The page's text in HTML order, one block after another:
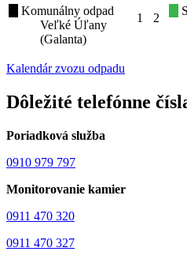
Komunálny odpad
Veľké Úľany
(Galanta)
1 2
Kalendár zvozu odpadu
Dôležité telefónne
Poriadková služba
0910 979 797
Monitorovanie kamier
0911 470 320
0911 470 327